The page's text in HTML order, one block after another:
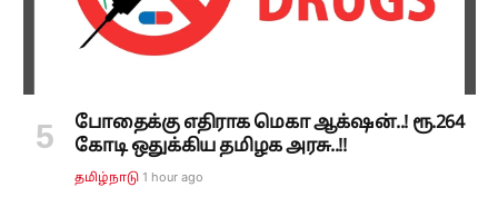
போதைக்கு எதிராக மெகா ஆக்‌ஷன்..! ரூ.264
கோடி ஒதுக்கிய தமிழக அரசு..!!
தமிழ்நாடு 1 hour ago